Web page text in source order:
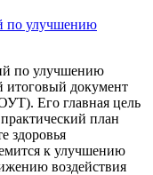
по улучшению
по улучшению
документ
Его главная цель
план
здоровья
к улучшению
воздействия